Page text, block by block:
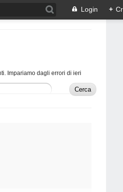
Login +
Impariamo dagli errori di ieri